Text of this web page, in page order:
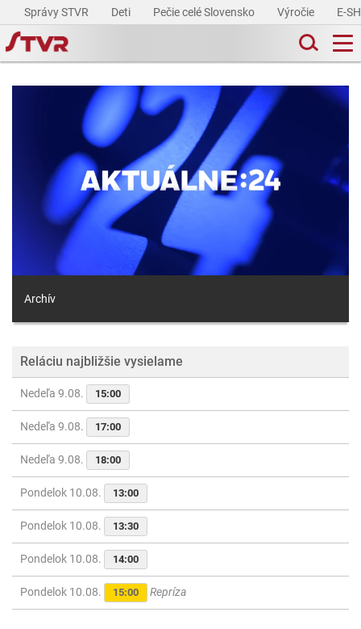
Správy STVR Deti Pečie celé Slovensko Výročie E-
Archív
Reláciu najbližšie vysielame
Nedeľa 9.08. 15:00
Nedeľa 9.08. 17:00
Nedeľa 9.08. 18:00
Pondelok 10.08. 13:00
Pondelok 10.08. 13:30
Pondelok 10.08. 14:00
Pondelok 10.08. 15:00 Repríza